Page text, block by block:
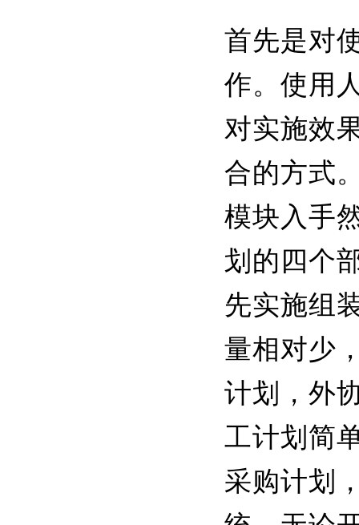
首先是对
作。使用
对实施效
合的方式
模块入手
划的四个
先实施组
量相对少
计划，外
工计划简
采购计划